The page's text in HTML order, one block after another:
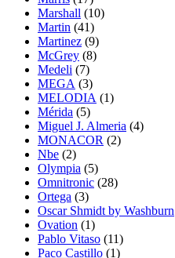
Marshall (10)
Martin (41)
Martinez (9)
McGrey (8)
Medeli (7)
MEGA (3)
MELODIA (1)
Mérida (5)
Miguel J. Almeria (4)
MONACOR (2)
Nbe (2)
Olympia (5)
Omnitronic (28)
Ortega (3)
Oscar Shmidt by Washburn
Ovation (1)
Pablo Vitaso (11)
Paco Castillo (1)